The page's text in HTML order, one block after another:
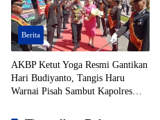
Berita
AKBP Ketut Yoga Resmi Gantikan
Hari Budiyanto, Tangis Haru
Warnai Pisah Sambut Kapolres